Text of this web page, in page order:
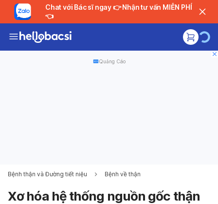
Chat với Bác sĩ ngay 👉 Nhận tư vấn MIỄN PHÍ
👈
Quảng Cáo
Bệnh thận và Đường tiết niệu Bệnh về thận
Xơ hóa hệ thống nguồn gốc thận